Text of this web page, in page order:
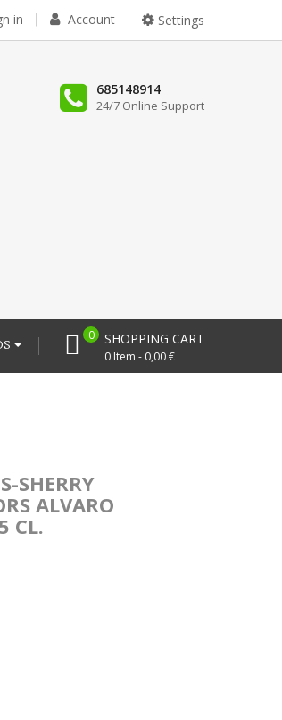
Settings
Account
in
685148914
24/7 Online Support
SHOPPING CART
0 Item - 0,00 €
0
SHERRY
ALVARO
CL.